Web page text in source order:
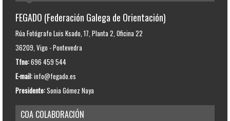
FEGADO (Federación Galega de Orientación)
Rúa Fotógrafo Luis Ksado, 17, Planta 2, Oficina 22
36209, Vigo - Pontevedra
Tfno:696 459 544
E-mail:info@fegado.es
Presidente:Sonia Gómez Naya
COA COLABORACIÓN